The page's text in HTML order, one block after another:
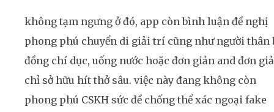
không tạm ngưng ở đó, app còn bình luận đề nghị
phong phú chuyển di giải trí cũng như người thân
đồng chí dục, uống nước hoặc đơn giản and đơn
chỉ sở hữu hít thở sâu. việc này đang không còn
phong phú CSKH sức đề chống thể xác ngoại fake